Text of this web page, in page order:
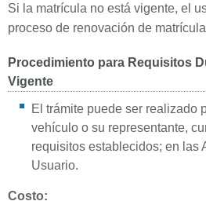
Si la matrícula no está vigente, el
proceso de renovación de
Procedimiento para Requisitos
Vigente
El trámite puede ser realizado
vehículo o su representante,
requisitos establecidos; en las
Usuario.
Costo: